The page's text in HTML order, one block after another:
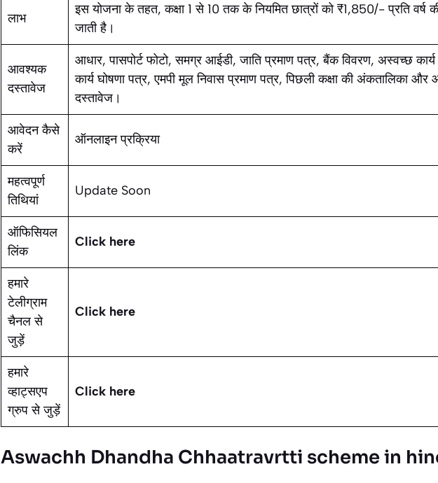
लाभ
इस योजना के तहत, कक्षा 1 से 10 तक के नियमित छात्रों को ₹1,850/- प्रति वर्ष
जाती है।
आवश्यक
दस्तावेज
आधार, पासपोर्ट फोटो, समग्र आईडी, जाति प्रमाण पत्र, बैंक विवरण, अस्वच्छ कार्य
कार्य घोषणा पत्र, एमपी मूल निवास प्रमाण पत्र, पिछली कक्षा की अंकतालिका
दस्तावेज।
आवेदन कैसे
करें
ऑनलाइन प्रक्रिया
महत्वपूर्ण
तिथियां
Update Soon
ऑफिसियल
लिंक
Click here
हमारे
टेलीग्राम
चैनल से
जुड़ें
Click here
हमारे
व्हाट्सएप
ग्रुप से जुड़ें
Click here
Aswachh Dhandha Chhaatravrtti scheme in